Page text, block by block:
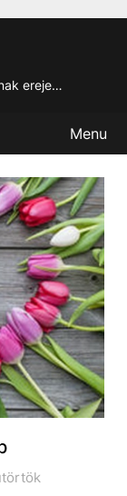
ereje…
Menu